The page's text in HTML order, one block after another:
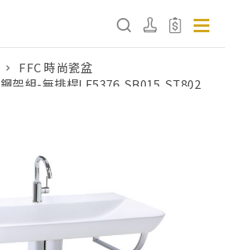
已下架商品
FFC 時尚瓷盆
架組-無排桿LF5376,SB015,ST802